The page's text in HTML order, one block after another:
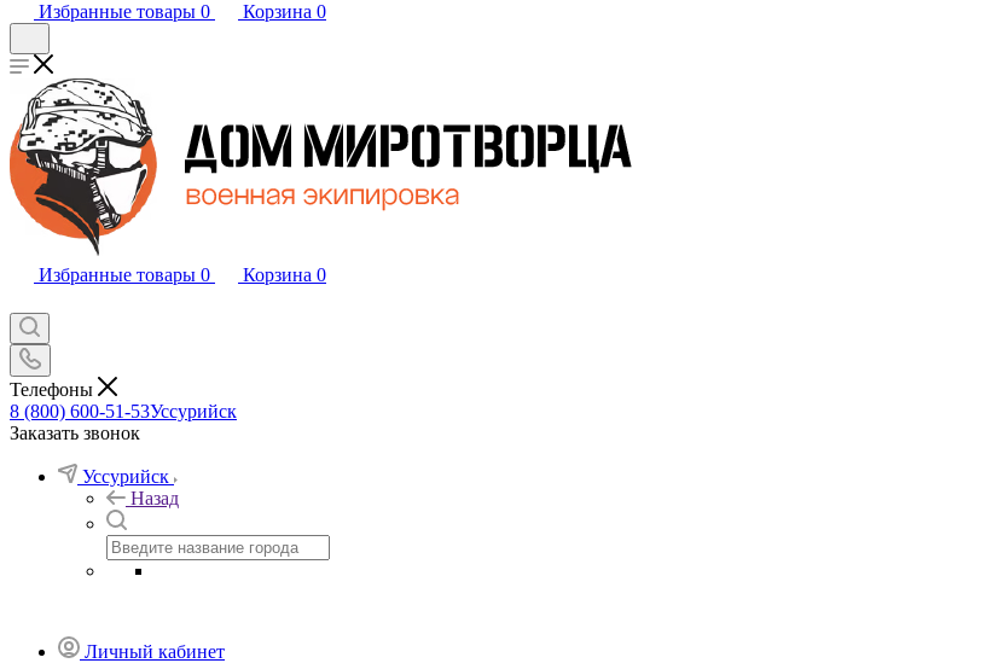
Избранные товары 0 Корзина 0
Избранные товары 0 Корзина 0
Телефоны
8 (800) 600-51-53Уссурийск
Заказать звонок
Уссурийск
Назад
Личный кабинет